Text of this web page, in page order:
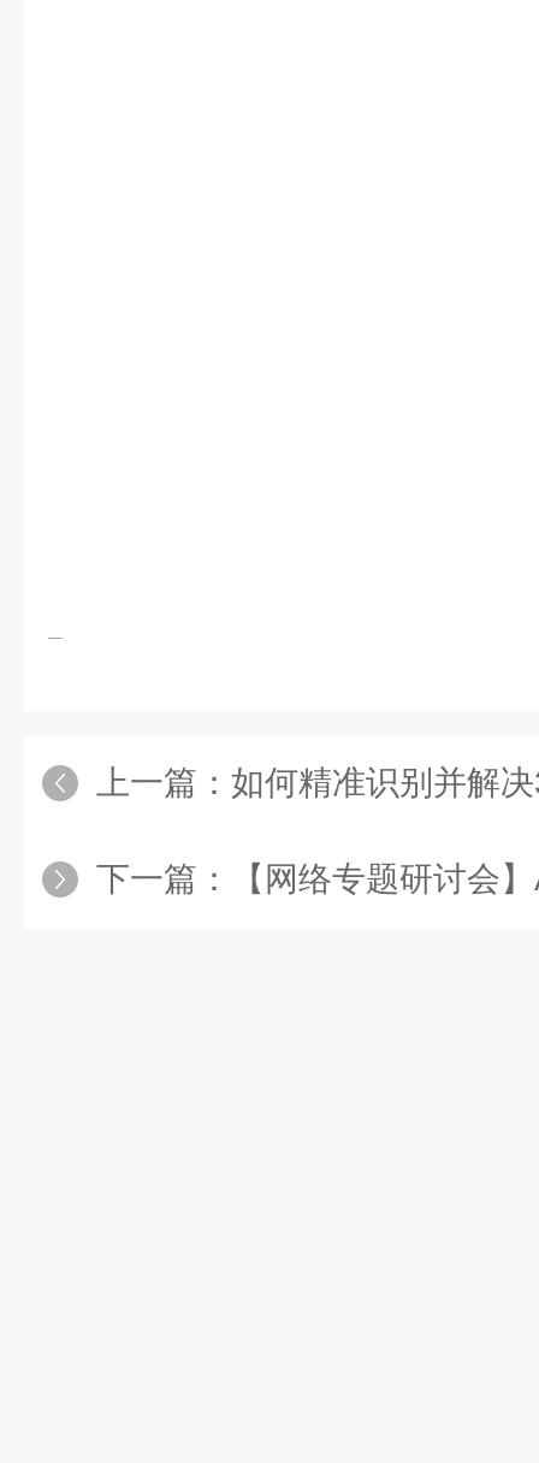
上一篇： 如何精准识别并解决
下一篇： 【网络专题研讨会】AI